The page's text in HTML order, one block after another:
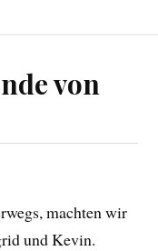
von
machten wir
und Kevin.